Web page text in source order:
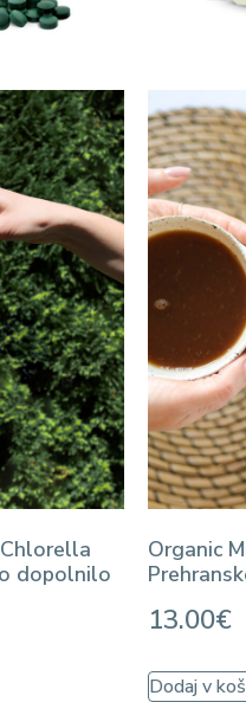
dopolnilo
Organic
13.00€
Dodaj v